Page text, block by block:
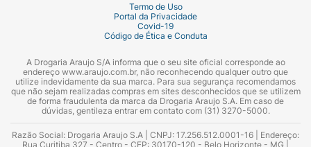
Termo de Uso
Portal da Privacidade
Covid-19
Código de Ética e Conduta
A Drogaria Araujo S/A informa que o seu site oficial corresponde ao
endereço www.araujo.com.br, não reconhecendo qualquer outro que
utilize indevidamente da sua marca. Para sua segurança recomendamos
que não sejam realizadas compras em sites desconhecidos que se utilizem
de forma fraudulenta da marca da Drogaria Araujo S.A. Em caso de
dúvidas, gentileza entrar em contato com (31) 3270-5000.
Razão Social: Drogaria Araujo S.A | CNPJ: 17.256.512.0001-16 | Endereço:
Rua Curitiba 327 - Centro - CEP: 30170-120 - Belo Horizonte - MG |